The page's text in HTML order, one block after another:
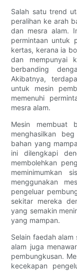
Salah satu trend
peralihan ke arah
dan mesra alam.
permintaan untuk
kertas, kerana ia
dan mempunyai
berbanding
Akibatnya,
untuk mesin
memenuhi
mesra alam.
Mesin membuat
menghasilkan
bahan yang
ini dilengkapi
membolehkan
meminimumkan
menggunakan
pengeluar
sekitar mereka
yang semakin
yang mampan.
Selain faedah
alam juga
pembungkusan.
kecekapan